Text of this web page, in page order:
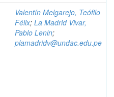
Valentín Melgarejo, Teófilo
Félix; La Madrid Vivar,
Pablo Lenin;
plamadridv@undac.edu.pe